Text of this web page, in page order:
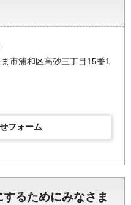
市浦和区高砂三丁目15番1
フォーム
るためにみなさま